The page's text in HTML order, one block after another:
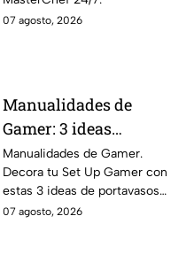
07 agosto, 2026
Manualidades de
Gamer: 3 ideas
creativas para
personalizar tu
escritorio con
portavasos inspirados
Manualidades de Gamer.
Decora tu Set Up Gamer con
estas 3 ideas de portavasos
creativos paso a paso.
07 agosto, 2026